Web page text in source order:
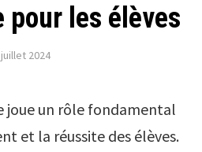
pour les élèves
2024
joue un rôle fondamental
et la réussite des élèves.